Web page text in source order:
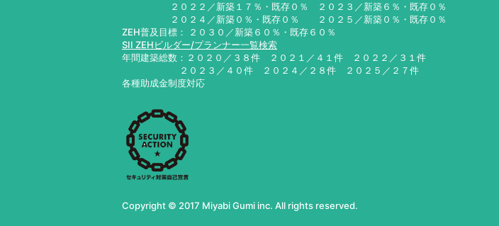
２０２２／新築１７％・既存０％ ２０２３／新築６％・既存０％
２０２４／新築０％・既存０％ ２０２５／新築０％・既存０％
ZEH普及目標： ２０３０／新築６０％・既存６０％
SII ZEHビルダー/プランナー一覧検索
年間建築総数：２０２０／３８件 ２０２１／４１件 ２０２２／３１件
２０２３／４０件 ２０２４／２８件 ２０２５／２７件
各種助成金制度対応
Copyright © 2017 Miyabi Gumi inc. All rights reserved.